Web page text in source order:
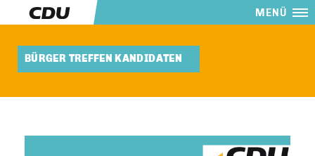
MENÜ
BÜRGER TREFFEN KANDIDATEN